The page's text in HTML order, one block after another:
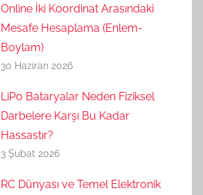
Online İki Koordinat Arasındaki
Mesafe Hesaplama (Enlem-
Boylam)
30 Haziran 2026
LiPo Bataryalar Neden Fiziksel
Darbelere Karşı Bu Kadar
Hassastır?
3 Şubat 2026
RC Dünyası ve Temel Elektronik